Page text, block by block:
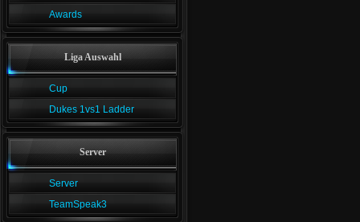
Awards
Liga Auswahl
Cup
Dukes 1vs1 Ladder
Server
Server
TeamSpeak3